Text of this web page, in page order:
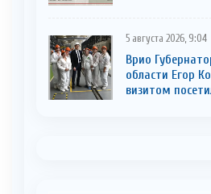
5 августа 2026, 9:04
Врио
области Егор
визитом